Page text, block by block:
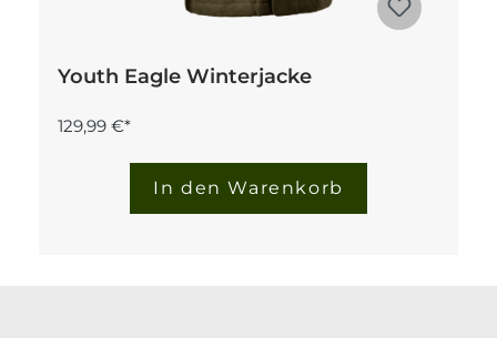
Youth Eagle Winterjacke
129,99 €*
In den Warenkorb